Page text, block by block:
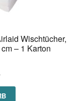
Wischtücher,
– 1 Karton